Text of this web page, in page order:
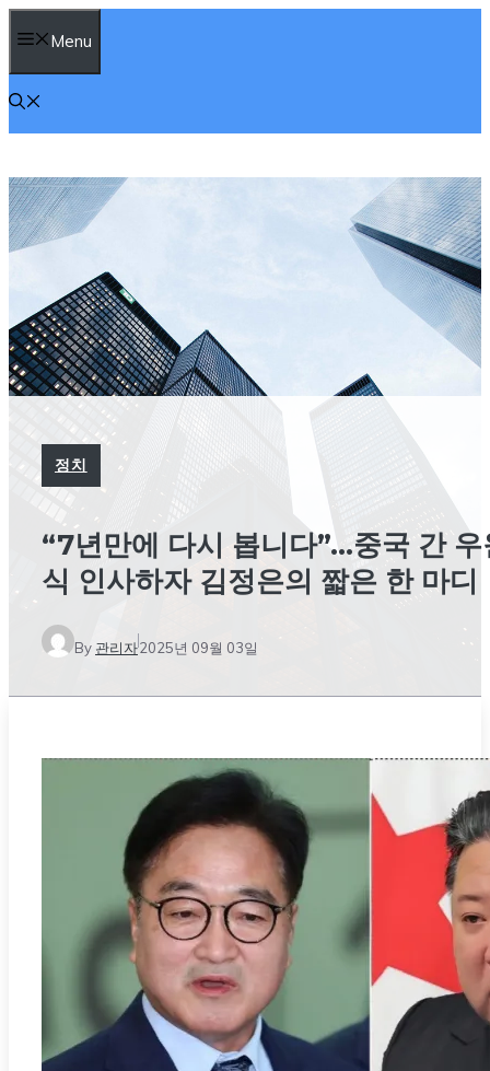
텐
츠
로
건
뛰
기
Menu
정치
“7년만에 다시 봅니다”…중국 간 우
식 인사하자 김정은의 짧은 한 마디
By 관리자2025년 09월 03일